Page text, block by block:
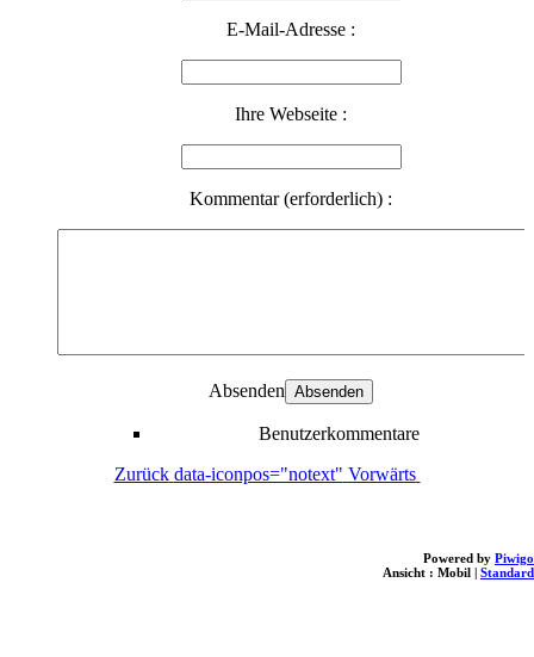
E-Mail-Adresse :
Ihre Webseite :
Kommentar (erforderlich) :
Absenden
Benutzerkommentare
Zurück data-iconpos="notext" Vorwärts
Powered by Piwigo
Ansicht : Mobil | Standard